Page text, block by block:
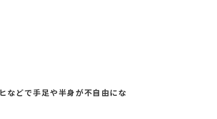
などで手足や半身が不自由にな